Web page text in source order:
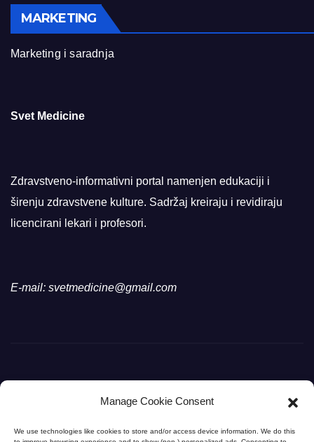
Manage Cookie Consent
We use technologies like cookies to store and/or access device information. We do this
MARKETING
Marketing i saradnja
Svet Medicine
Zdravstveno-informativni portal namenjen edukaciji i
širenju zdravstvene kulture. Sadržaj kreiraju i revidiraju
licencirani lekari i profesori.
E-mail: svetmedicine@gmail.com
Svet Medicine